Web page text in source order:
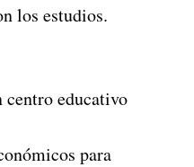
los estudios.
centro educativo
para